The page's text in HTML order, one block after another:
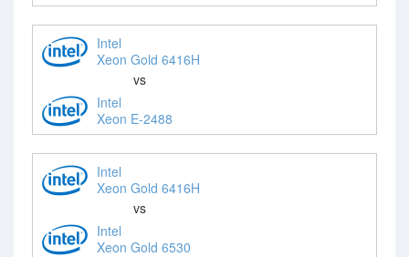
Intel
Xeon Gold 6416H
vs
Intel
Xeon E-2488
Intel
Xeon Gold 6416H
vs
Intel
Xeon Gold 6530